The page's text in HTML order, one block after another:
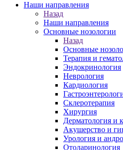
Наши направления
Назад
Наши направления
Основные нозологии
Назад
Основные
Терапия и
Эндокринология
Неврология
Кардиология
Склеротерапия
Хирургия
Дерматология и
Акушерство и
Урология и
Отоларинология